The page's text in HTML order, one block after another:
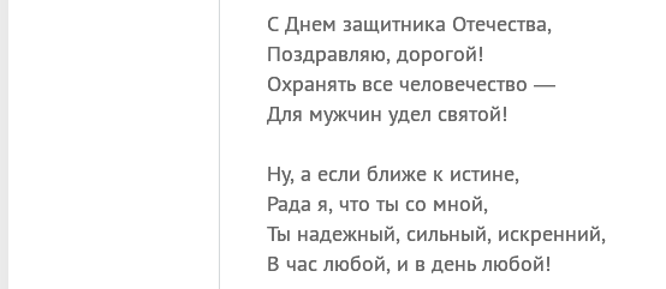
С Днем защитника Отечества,
Поздравляю, дорогой!
Охранять все человечество —
Для мужчин удел святой!
Ну, а если ближе к истине,
Рада я, что ты со мной,
Ты надежный, сильный, искренний,
В час любой, и в день любой!